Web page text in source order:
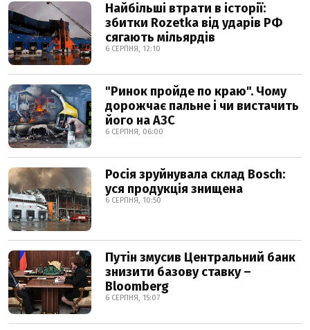
Найбільші втрати в історії:
збитки Rozetka від ударів РФ
сягають мільярдів
6 СЕРПНЯ, 12:10
"Ринок пройде по краю". Чому
дорожчає пальне і чи вистачить
його на АЗС
6 СЕРПНЯ, 06:00
Росія зруйнувала склад Bosch:
уся продукція знищена
6 СЕРПНЯ, 10:50
Путін змусив Центральний банк
знизити базову ставку –
Bloomberg
6 СЕРПНЯ, 15:07